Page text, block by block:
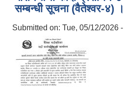
सम्बन्धी सूचना (वैतेश्वर-४) ।
Submitted on: Tue, 05/12/2026